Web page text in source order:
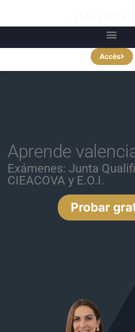
Accés
Aprende
Exámenes: Junta
CIEACOVA y E.O.I.
Probar